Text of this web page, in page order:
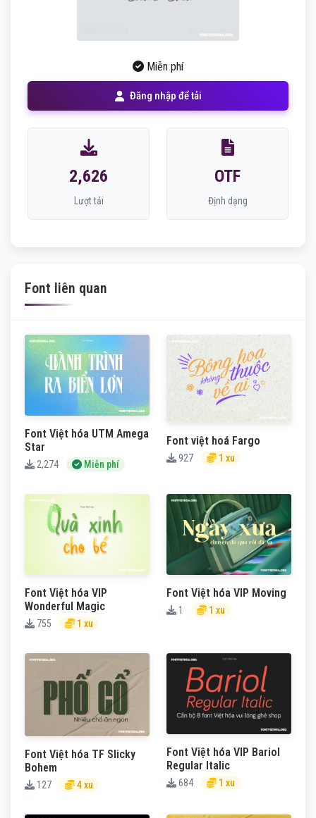
Miễn phí
Đăng nhập để tải
2,626
Lượt tải
OTF
Định dạng
Font liên quan
Font Việt hóa UTM Amega
Star
2,274 Miễn phí
Font việt hoá Fargo
927 1 xu
Font Việt hóa VIP
Wonderful Magic
755 1 xu
Font Việt hóa VIP Moving
1 1 xu
Font Việt hóa TF Slicky
Bohem
127 4 xu
Font Việt hóa VIP Bariol
Regular Italic
684 1 xu